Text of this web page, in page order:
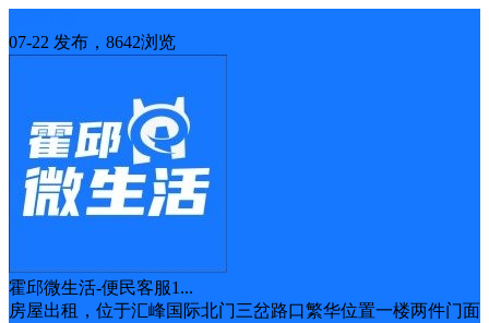
07-22 发布，8642浏览
霍邱微生活-便民客服1...
房屋出租，位于汇峰国际北门三岔路口繁华位置一楼两件门面